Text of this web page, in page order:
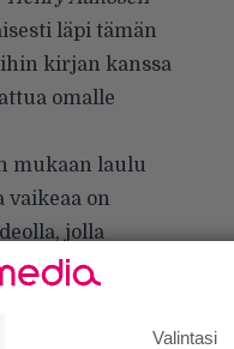
läpi tämän
kirjan kanssa
omalle
mukaan laulu
vaikeaa on
jolla
voittanut
kun hän
pohjan sille Valintasi